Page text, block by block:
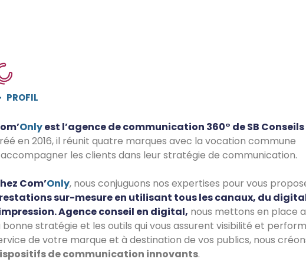
PROFIL
Onlyest l’agence de communication 360° de SB
en 2016, il réunit quatre marques avec la vocation commune
les clients dans leur stratégie de communication.
Com’Only, nous conjuguons nos expertises pour vous
sur-mesure en utilisant tous les canaux, du
Agence conseil en digital, nous mettons en place
bonne stratégie et les outils qui vous assurent visibilité et
de votre marque et à destination de vos publics, nous
de communication innovants.